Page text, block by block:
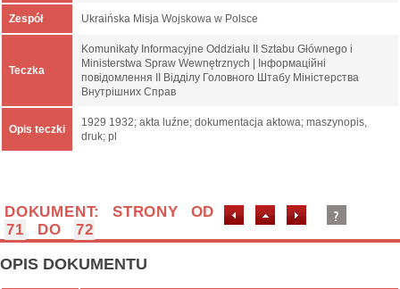
Zespół Ukraińska Misja Wojskowa w Polsce
Teczka
Komunikaty Informacyjne Oddziału II Sztabu Głównego i
Ministerstwa Spraw Wewnętrznych | Інформаційні
повідомлення ІІ Відділу Головного Штабу Міністерства
Внутрішних Справ
Opis teczki
1929 1932; akta luźne; dokumentacja aktowa; maszynopis,
druk; pl
DOKUMENT: STRONY OD
71
DO 72
OPIS DOKUMENTU